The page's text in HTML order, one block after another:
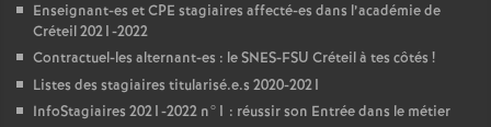
Enseignant-es etCPE stagiaires affecté-es dans l’académie de
Créteil 2021-2022
Contractuel-les alternant-es : leSNES-FSU Créteil à tes côtés !
Listes des stagiaires titularisé.e.s 2020-2021
InfoStagiaires 2021-2022 n°1 : réussir son Entrée dans le métier